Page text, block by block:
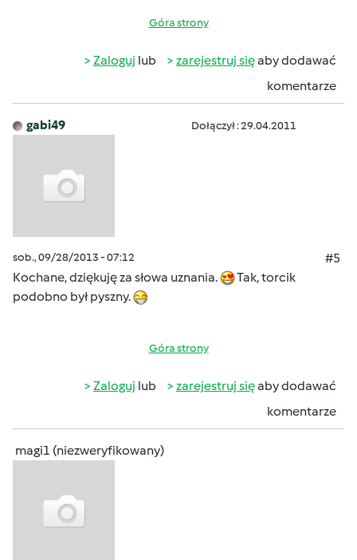
Góra strony
Zaloguj lub zarejestruj sięaby dodawać
komentarze
gabi49 Dołączył : 29.04.2011
sob., 09/28/2013 - 07:12
#5
Kochane, dziękuję za słowa uznania.
Tak, torcik
podobno był pyszny.
Góra strony
Zaloguj lub zarejestruj sięaby dodawać
komentarze
magi1 (niezweryfikowany)